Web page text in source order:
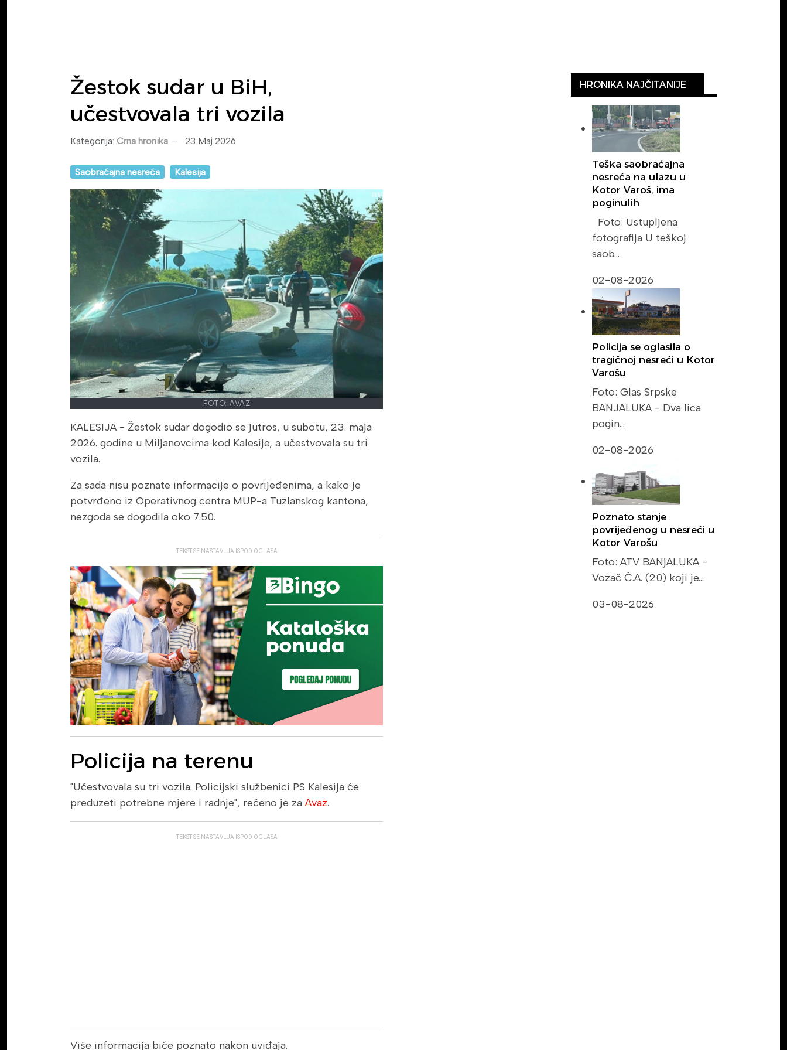
Žestok sudar u BiH,
učestvovala tri vozila
Kategorija: Crna hronika 23 Maj 2026
Saobraćajna nesreća Kalesija
FOTO: AVAZ
KALESIJA - Žestok sudar dogodio se jutros, u subotu, 23. maja
2026. godine u Miljanovcima kod Kalesije, a učestvovala su tri
vozila.
Za sada nisu poznate informacije o povrijeđenima, a kako je
potvrđeno iz Operativnog centra MUP-a Tuzlanskog kantona,
nezgoda se dogodila oko 7.50.
TEKST SE NASTAVLJA ISPOD OGLASA
Policija na terenu
"Učestvovala su tri vozila. Policijski službenici PS Kalesija će
preduzeti potrebne mjere i radnje", rečeno je za Avaz.
TEKST SE NASTAVLJA ISPOD OGLASA
Više informacija biće poznato nakon uviđaja.
HRONIKA NAJČITANIJE
Teška saobraćajna
nesreća na ulazu u
Kotor Varoš, ima
poginulih
Foto: Ustupljena
fotografija U teškoj
saob…
02-08-2026
Policija se oglasila o
tragičnoj nesreći u Kotor
Varošu
Foto: Glas Srpske
BANJALUKA - Dva lica
pogin…
02-08-2026
Poznato stanje
povrijeđenog u nesreći u
Kotor Varošu
Foto: ATV BANjALUKA -
Vozač Č.A. (20) koji je…
03-08-2026